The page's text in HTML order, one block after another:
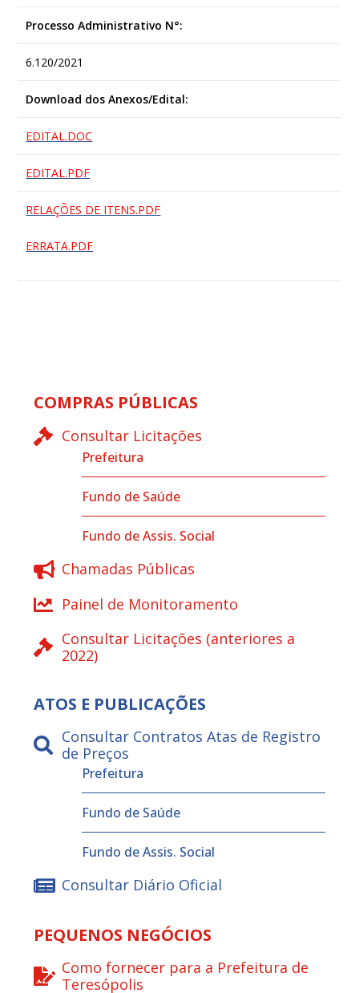
Processo Administrativo N°:
6.120/2021
Download dos Anexos/Edital:
EDITAL.DOC
EDITAL.PDF
RELAÇÕES DE ITENS.PDF
ERRATA.PDF
COMPRAS PÚBLICAS
Consultar Licitações
Prefeitura
Fundo de Saúde
Fundo de Assis. Social
Chamadas Públicas
Painel de Monitoramento
Consultar Licitações (anteriores a
2022)
ATOS E PUBLICAÇÕES
Consultar Contratos Atas de Registro
de Preços
Prefeitura
Fundo de Saúde
Fundo de Assis. Social
Consultar Diário Oficial
PEQUENOS NEGÓCIOS
Como fornecer para a Prefeitura de
Teresópolis